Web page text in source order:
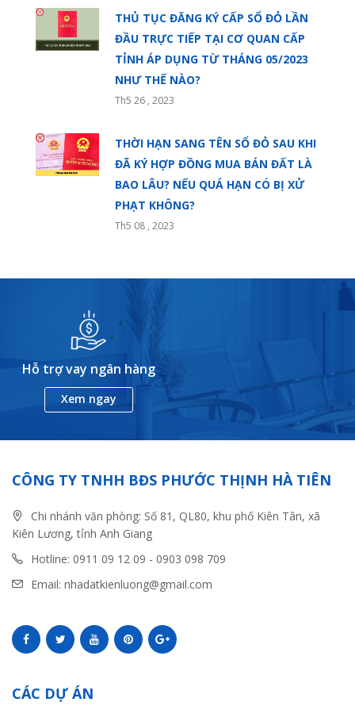
THỦ TỤC ĐĂNG KÝ CẤP SỔ ĐỎ LẦN
ĐẦU TRỰC TIẾP TẠI CƠ QUAN CẤP
TỈNH ÁP DỤNG TỪ THÁNG 05/2023
NHƯ THẾ NÀO?
Th5 26 , 2023
THỜI HẠN SANG TÊN SỔ ĐỎ SAU KHI
ĐÃ KÝ HỢP ĐỒNG MUA BÁN ĐẤT LÀ
BAO LÂU? NẾU QUÁ HẠN CÓ BỊ XỬ
PHẠT KHÔNG?
Th5 08 , 2023
Hỗ trợ vay ngân hàng
Xem ngay
CÔNG TY TNHH BĐS PHƯỚC THỊNH HÀ TIÊN
Chi nhánh văn phòng: Số 81, QL80, khu phố Kiên Tân, xã
Kiên Lương, tỉnh Anh Giang
Hotline: 0911 09 12 09 - 0903 098 709
Email: nhadatkienluong@gmail.com
CÁC DỰ ÁN